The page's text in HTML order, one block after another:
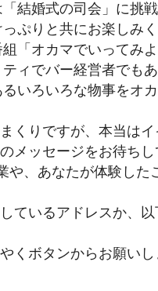
結婚式の司会」に挑
ぷりと共にお楽しみ
組「オカマでいってみ
ティでバー経営者でも
るいろいろな物事をオ
くりですが、本当は
メッセージをお待ち
や、あなたが体験した
ているアドレスか、
くボタンからお願い